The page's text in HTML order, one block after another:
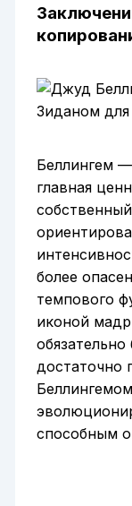
Беллингем
главная
более
темпового
иконой
достаточно
способным